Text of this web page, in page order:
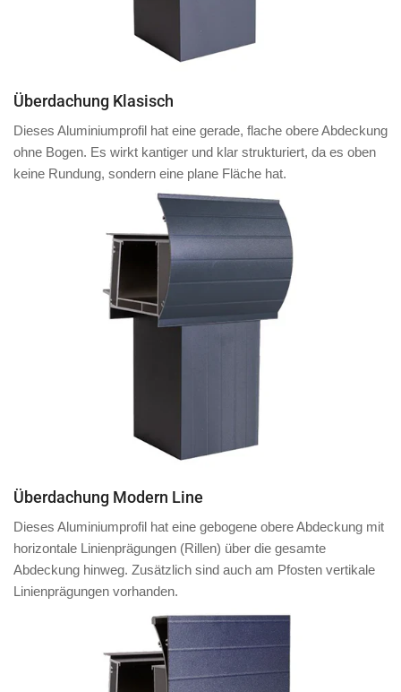
Überdachung Klasisch
Dieses Aluminiumprofil hat eine gerade, flache obere Abdeckung
ohne Bogen. Es wirkt kantiger und klar strukturiert, da es oben
keine Rundung, sondern eine plane Fläche hat.
Überdachung Modern Line
Dieses Aluminiumprofil hat eine gebogene obere Abdeckung mit
horizontale Linienprägungen (Rillen) über die gesamte
Abdeckung hinweg. Zusätzlich sind auch am Pfosten vertikale
Linienprägungen vorhanden.